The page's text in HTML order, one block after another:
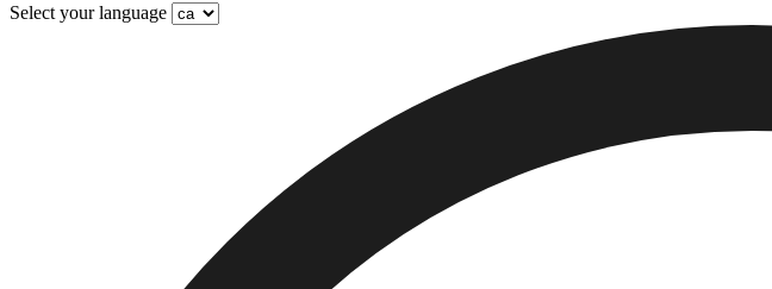
Select your language